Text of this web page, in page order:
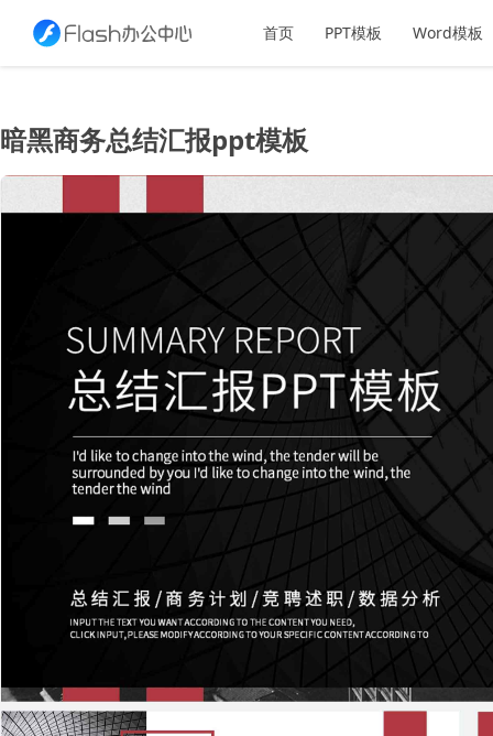
首页 PPT模板 Word模板
暗黑商务总结汇报ppt模板